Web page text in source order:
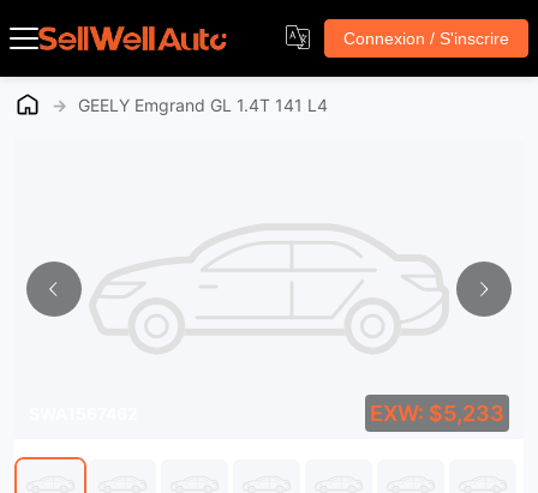
Connexion / S'inscrire
→ GEELY Emgrand GL 1.4T 141 L4
EXW: $5,233